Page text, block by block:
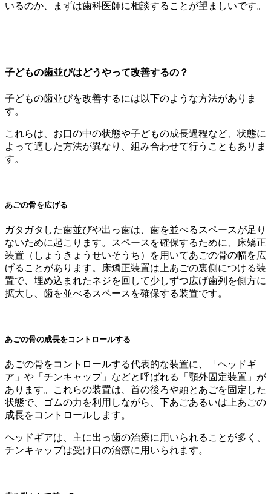
いるのか、まずは歯科医師に相談することが望ましいです。
子どもの歯並びはどうやって改善するの？
子どもの歯並びを改善するには以下のような方法がありま
す。
これらは、お口の中の状態や子どもの成長過程など、状態に
よって適した方法が異なり、組み合わせて行うこともありま
す。
あごの骨を広げる
ガタガタした歯並びや出っ歯は、歯を並べるスペースが足り
ないために起こります。スペースを確保するために、床矯正
装置（しょうきょうせいそうち）を用いてあごの骨の幅を広
げることがあります。床矯正装置は上あごの裏側につける装
置で、埋め込まれたネジを回して少しずつ広げ歯列を側方に
拡大し、歯を並べるスペースを確保する装置です。
あごの骨の成長をコントロールする
あごの骨をコントロールする代表的な装置に、「ヘッドギ
ア」や「チンキャップ」などと呼ばれる「顎外固定装置」が
あります。これらの装置は、首の後ろや頭とあごを固定した
状態で、ゴムの力を利用しながら、下あごあるいは上あごの
成長をコントロールします。
ヘッドギアは、主に出っ歯の治療に用いられることが多く、
チンキャップは受け口の治療に用いられます。